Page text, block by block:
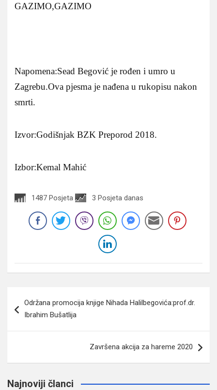
GAZIMO,GAZIMO
Napomena:Sead Begović je rođen i umro u
Zagrebu.Ova pjesma je nađena u rukopisu nakon
smrti.
Izvor:Godišnjak BZK Preporod 2018.
Izbor:Kemal Mahić
1487 Posjeta 3 Posjeta danas
članaka
Održana promocija knjige Nihada Halilbegovića:prof.dr.
Ibrahim Bušatlija
Završena akcija za hareme 2020
Najnoviji članci